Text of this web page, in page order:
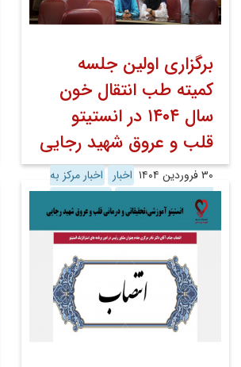
برگزاری اولین جلسه
کمیته طب انتقال خون
سال ۱۴۰۴ در انستیتو
قلب و عروق شهید رجایی
۳۰ فروردین ۱۴۰۴ اخبار
اخبار مرکز به
کوشش روابط عمومی